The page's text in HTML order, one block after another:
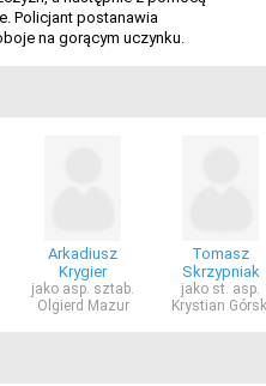
Policjant postanawia
na gorącym uczynku.
Arkadiusz
Krygier
jako asp. sztab.
Olgierd Mazur
Tomasz
Skrzypniak
jako st. asp.
Krystian